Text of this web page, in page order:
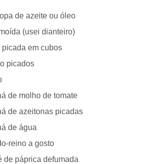
de azeite ou óleo
(usei dianteiro)
em cubos
picados
de molho de tomate
de azeitonas picadas
de água
reino a gosto
de páprica defumada